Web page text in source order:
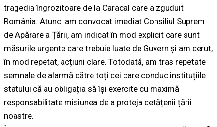
tragedia îngrozitoare de la Caracal care a zguduit
România. Atunci am convocat imediat Consiliul Suprem
de Apărare a Țării, am indicat în mod explicit care sunt
măsurile urgente care trebuie luate de Guvern și am cerut,
în mod repetat, acțiuni clare. Totodată, am tras repetate
semnale de alarmă către toți cei care conduc instituțiile
statului că au obligația să își exercite cu maximă
responsabilitate misiunea de a proteja cetățenii țării
noastre.